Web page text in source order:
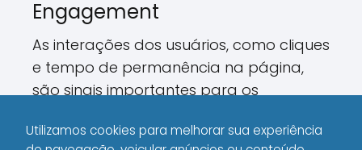
Engagement
As interações dos usuários, como cliques
e tempo de permanência na página,
são sinais importantes para os
Utilizamos cookies para melhorar sua experiência